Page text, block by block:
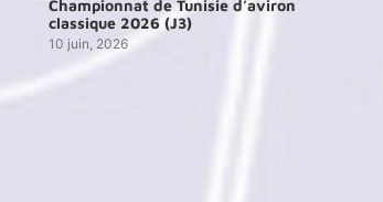
Championnat de Tunisie d’aviron
classique 2026 (J3)
10 juin, 2026